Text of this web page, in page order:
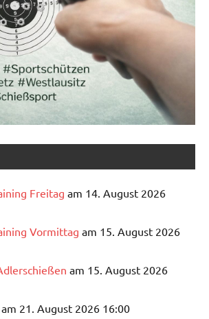
Freitag am 14. August 2026
Vormittag am 15. August 2026
am 15. August 2026
am 21. August 2026 16:00